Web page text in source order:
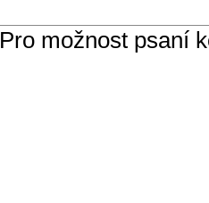
Pro možnost psaní